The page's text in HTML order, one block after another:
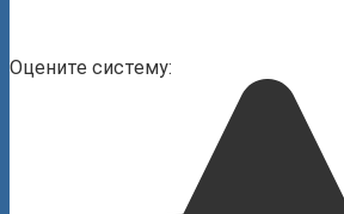
Оцените систему: